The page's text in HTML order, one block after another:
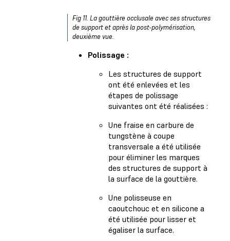
Fig 11. La gouttière occlusale avec ses structures
de support et après la post-polymérisation,
deuxième vue.
Polissage :
Les structures de support
ont été enlevées et les
étapes de polissage
suivantes ont été réalisées :
Une fraise en carbure de
tungstène à coupe
transversale a été utilisée
pour éliminer les marques
des structures de support à
la surface de la gouttière.
Une polisseuse en
caoutchouc et en silicone a
été utilisée pour lisser et
égaliser la surface.